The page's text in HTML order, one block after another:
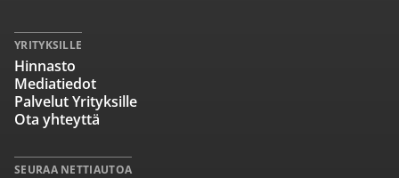
SEURAA NETTIAUTOA
YRITYKSILLE
Hinnasto
Mediatiedot
Palvelut Yrityksille
Ota yhteyttä